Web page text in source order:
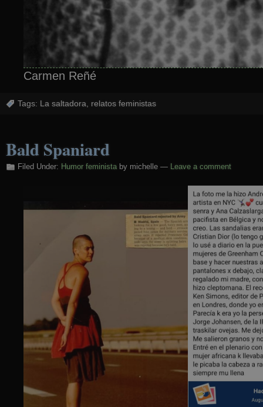
Carmen Reñé
Tags: La saltadora relatos feministas
Bald Spaniard
Filed Under: Humor feminista by michelle — Leave a comment